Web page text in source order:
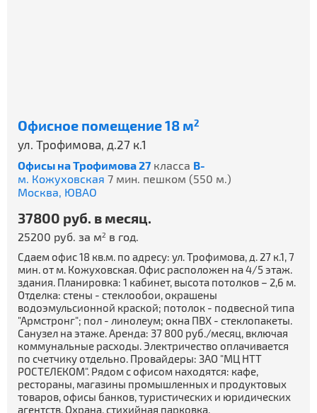
Офисное помещение 18 м2
ул. Трофимова, д.27 к.1
Офисы на Трофимова 27 класса B-
м. Кожуховская 7 мин. пешком (550 м.)
Москва, ЮВАО
37800 руб. в месяц.
25200 руб. за м2 в год.
Сдаем офис 18 кв.м. по адресу: ул. Трофимова, д. 27 к.1, 7
мин. от м. Кожуховская. Офис расположен на 4/5 этаж.
здания. Планировка: 1 кабинет, высота потолков – 2,6 м.
Отделка: стены - стеклообои, окрашены
водоэмульсионной краской; потолок - подвесной типа
"Армстронг"; пол - линолеум; окна ПВХ - стеклопакеты.
Санузел на этаже. Аренда: 37 800 руб./месяц, включая
коммунальные расходы. Электричество оплачивается
по счетчику отдельно. Провайдеры: ЗАО "МЦ НТТ
РОСТЕЛЕКОМ". Рядом с офисом находятся: кафе,
рестораны, магазины промышленных и продуктовых
товаров, офисы банков, туристических и юридических
агентств. Охрана, стихийная парковка.